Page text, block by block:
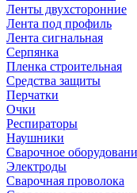
Ленты двухсторонние
Лента под профиль
Лента сигнальная
Серпянка
Пленка строительная
Средства защиты
Перчатки
Очки
Респираторы
Наушники
Сварочное
Электроды
Сварочная проволока